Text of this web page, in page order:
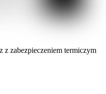
zabezpieczeniem termiczym